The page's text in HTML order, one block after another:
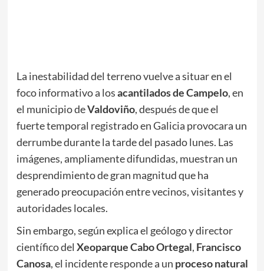
La inestabilidad del terreno vuelve a situar en el
foco informativo a losacantilados de Campelo, en
el municipio deValdoviño, después de que el
fuerte temporal registrado en Galicia provocara un
derrumbe durante la tarde del pasado lunes. Las
imágenes, ampliamente difundidas, muestran un
desprendimiento de gran magnitud que ha
generado preocupación entre vecinos, visitantes y
autoridades locales.
Sin embargo, según explica el geólogo y director
científico del Xeoparque Cabo Ortegal, Francisco
Canosa, el incidente responde a un proceso natural